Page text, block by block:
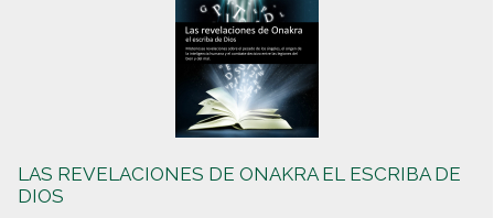
LAS REVELACIONES DE ONAKRA EL ESCRIBA DE
DIOS